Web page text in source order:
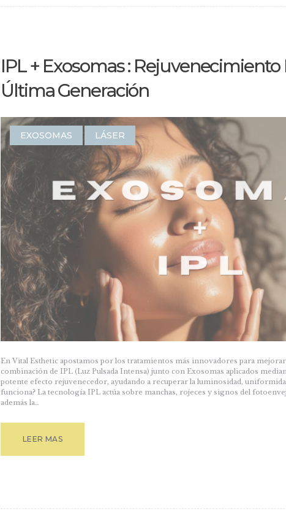
IPL + Exosomas : Rejuvenecimiento
Última Generación
EXOSOMAS LÁSER
En Vital Esthetic apostamos por los tratamientos más innovadores para mejorar
combinación de IPL (Luz Pulsada Intensa) junto con Exosomas aplicados
potente efecto rejuvenecedor, ayudando a recuperar la luminosidad,
funciona? La tecnología IPL actúa sobre manchas, rojeces y signos del
además la…
LEER MAS